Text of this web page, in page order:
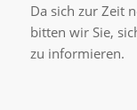
Da sich zur Zeit
bitten wir Sie,
zu informieren.